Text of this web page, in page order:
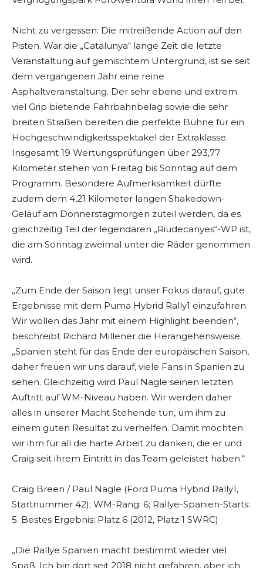
Nicht zu vergessen: Die mitreißende Action auf den
Pisten. War die „Catalunya“ lange Zeit die letzte
Veranstaltung auf gemischtem Untergrund, ist sie seit
dem vergangenen Jahr eine reine
Asphaltveranstaltung. Der sehr ebene und extrem
viel Grip bietende Fahrbahnbelag sowie die sehr
breiten Straßen bereiten die perfekte Bühne für ein
Hochgeschwindigkeitsspektakel der Extraklasse.
Insgesamt 19 Wertungsprüfungen über 293,77
Kilometer stehen von Freitag bis Sonntag auf dem
Programm. Besondere Aufmerksamkeit dürfte
zudem dem 4,21 Kilometer langen Shakedown-
Geläuf am Donnerstagmorgen zuteil werden, da es
gleichzeitig Teil der legendären „Riudecanyes“-WP ist,
die am Sonntag zweimal unter die Räder genommen
wird.
„Zum Ende der Saison liegt unser Fokus darauf, gute
Ergebnisse mit dem Puma Hybrid Rally1 einzufahren.
Wir wollen das Jahr mit einem Highlight beenden“,
beschreibt Richard Millener die Herangehensweise.
„Spanien steht für das Ende der europäischen Saison,
daher freuen wir uns darauf, viele Fans in Spanien zu
sehen. Gleichzeitig wird Paul Nagle seinen letzten
Auftritt auf WM-Niveau haben. Wir werden daher
alles in unserer Macht Stehende tun, um ihm zu
einem guten Resultat zu verhelfen. Damit möchten
wir ihm für all die harte Arbeit zu danken, die er und
Craig seit ihrem Eintritt in das Team geleistet haben.“
Craig Breen / Paul Nagle (Ford Puma Hybrid Rally1,
Startnummer 42); WM-Rang: 6; Rallye-Spanien-Starts:
5. Bestes Ergebnis: Platz 6 (2012, Platz 1 SWRC)
„Die Rallye Spanien macht bestimmt wieder viel
Spaß. Ich bin dort seit 2018 nicht gefahren, aber ich